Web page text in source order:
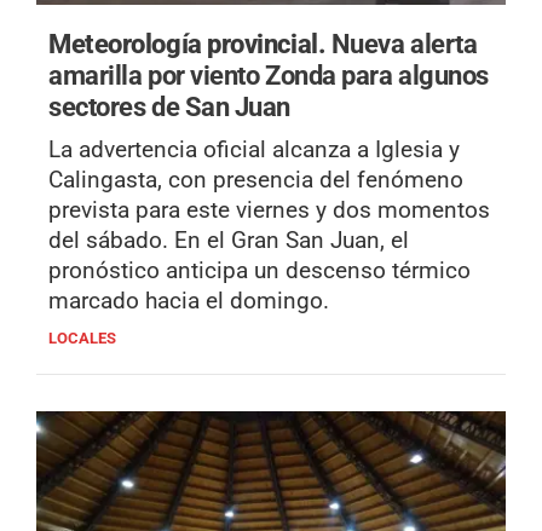
Meteorología provincial. Nueva alerta
amarilla por viento Zonda para algunos
sectores de San Juan
La advertencia oficial alcanza a Iglesia y
Calingasta, con presencia del fenómeno
prevista para este viernes y dos momentos
del sábado. En el Gran San Juan, el
pronóstico anticipa un descenso térmico
marcado hacia el domingo.
LOCALES